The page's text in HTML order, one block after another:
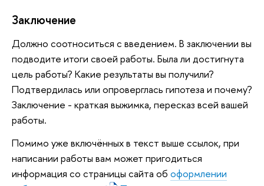
Заключение
Должно соотноситься с введением. В заключении вы
подводите итоги своей работы. Была ли достигнута
цель работы? Какие результаты вы получили?
Подтвердилась или опроверглась гипотеза и почему?
Заключение - краткая выжимка, пересказ всей вашей
работы.
Помимо уже включённых в текст выше ссылок, при
написании работы вам может пригодиться
информация со страницы сайта об оформлении